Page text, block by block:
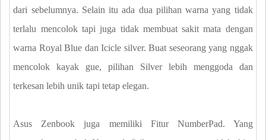
dari sebelumnya. Selain itu ada dua pilihan warna yang tidak
terlalu mencolok tapi juga tidak membuat sakit mata dengan
warna Royal Blue dan Icicle silver. Buat seseorang yang nggak
mencolok kayak gue, pilihan Silver lebih menggoda dan
terkesan lebih unik tapi tetap elegan.
Asus Zenbook juga memiliki Fitur NumberPad. Yang